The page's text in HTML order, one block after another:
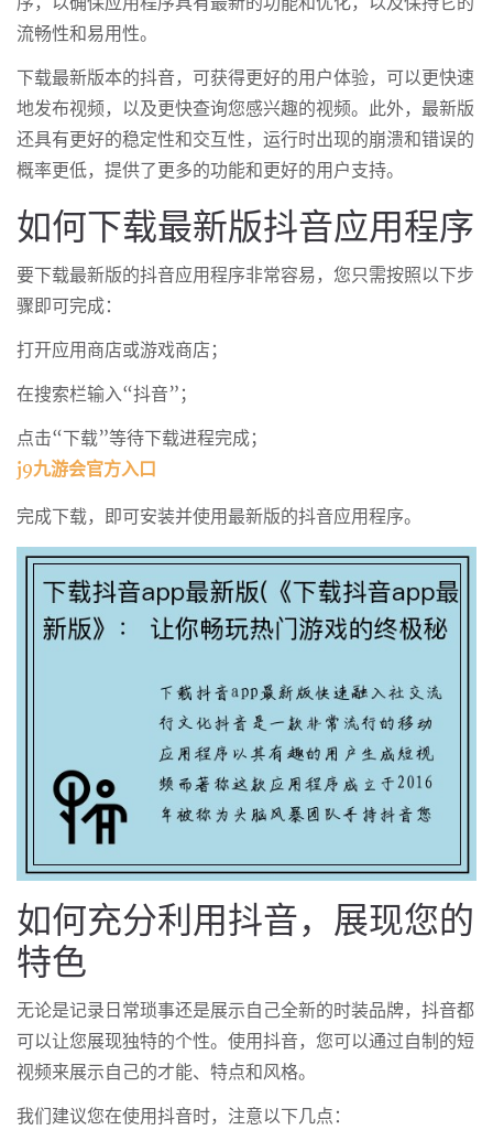
流畅性和易用性。
下载最新版本的抖音，可获得更好的用户体验，可以更快速
地发布视频，以及更快查询您感兴趣的视频。此外，最新版
还具有更好的稳定性和交互性，运行时出现的崩溃和错误的
概率更低，提供了更多的功能和更好的用户支持。
如何下载最新版抖音应用程序
要下载最新版的抖音应用程序非常容易，您只需按照以下步
骤即可完成：
打开应用商店或游戏商店；
在搜索栏输入“抖音”；
点击“下载”等待下载进程完成；
j9九游会官方入口
完成下载，即可安装并使用最新版的抖音应用程序。
如何充分利用抖音，展现您的
特色
无论是记录日常琐事还是展示自己全新的时装品牌，抖音都
可以让您展现独特的个性。使用抖音，您可以通过自制的短
视频来展示自己的才能、特点和风格。
我们建议您在使用抖音时，注意以下几点：